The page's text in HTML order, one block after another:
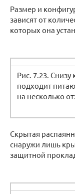
Размер и
зависят от
которых она
Рис. 7.23.
подходит
на несколько
Скрытая
снаружи лишь
защитной